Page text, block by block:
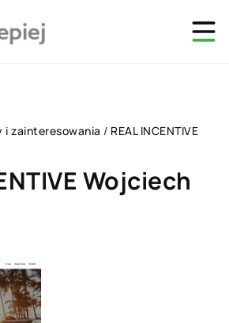
i zainteresowania / REAL INCENTIVE
Wojciech